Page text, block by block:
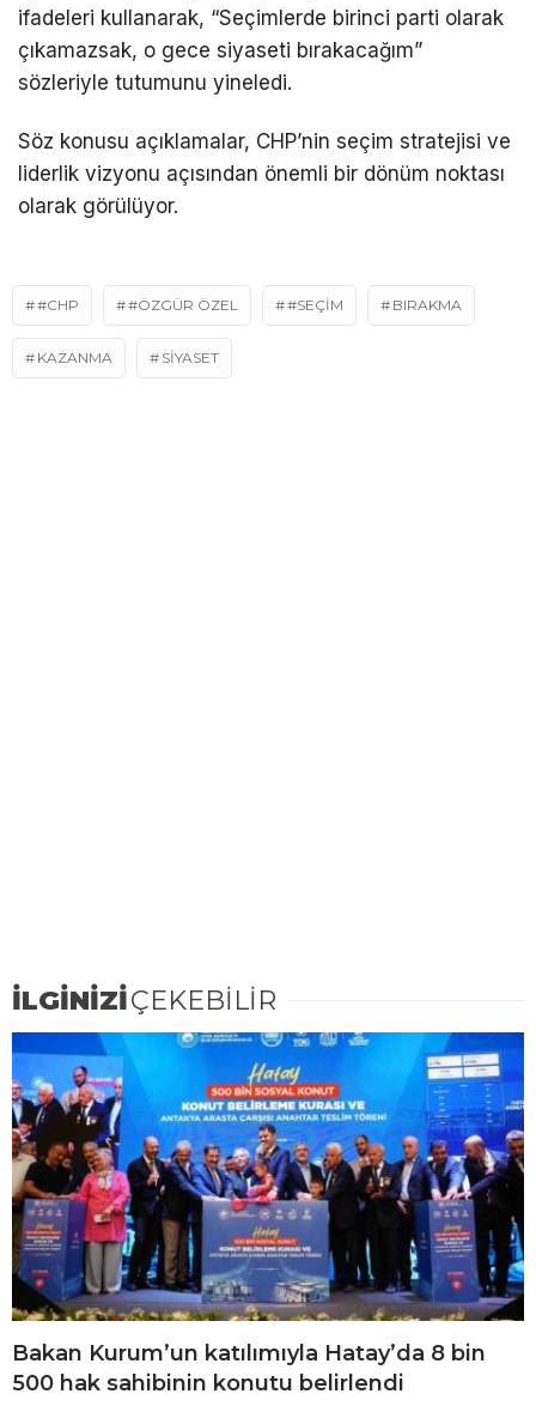
ifadeleri kullanarak, “Seçimlerde birinci parti olarak
çıkamazsak, o gece siyaseti bırakacağım”
sözleriyle tutumunu yineledi.
Söz konusu açıklamalar, CHP’nin seçim stratejisi ve
liderlik vizyonu açısından önemli bir dönüm noktası
olarak görülüyor.
#CHP #ÖZGÜR ÖZEL #SEÇIM BIRAKMA
KAZANMA SIYASET
İLGİNİZİÇEKEBİLİR
Bakan Kurum’un katılımıyla Hatay’da 8 bin
500 hak sahibinin konutu belirlendi